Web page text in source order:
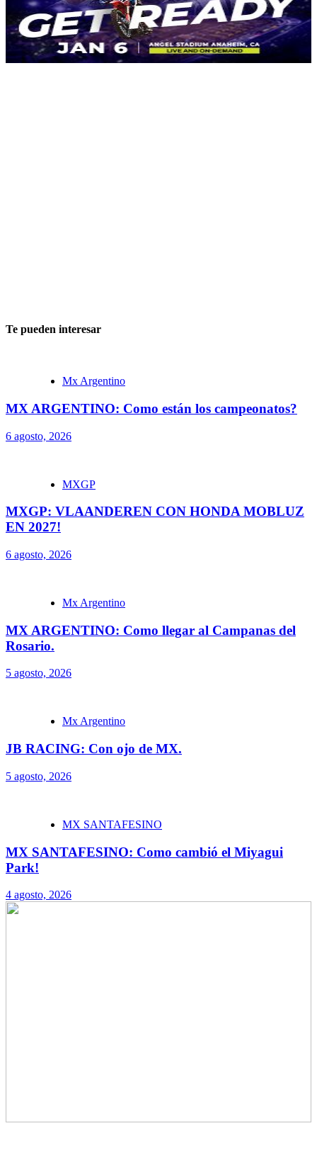
Te pueden interesar
Mx Argentino
MX ARGENTINO: Como están los campeonatos?
6 agosto, 2026
MXGP
MXGP: VLAANDEREN CON HONDA MOBLUZ
EN 2027!
6 agosto, 2026
Mx Argentino
MX ARGENTINO: Como llegar al Campanas del
Rosario.
5 agosto, 2026
Mx Argentino
JB RACING: Con ojo de MX.
5 agosto, 2026
MX SANTAFESINO
MX SANTAFESINO: Como cambió el Miyagui
Park!
4 agosto, 2026